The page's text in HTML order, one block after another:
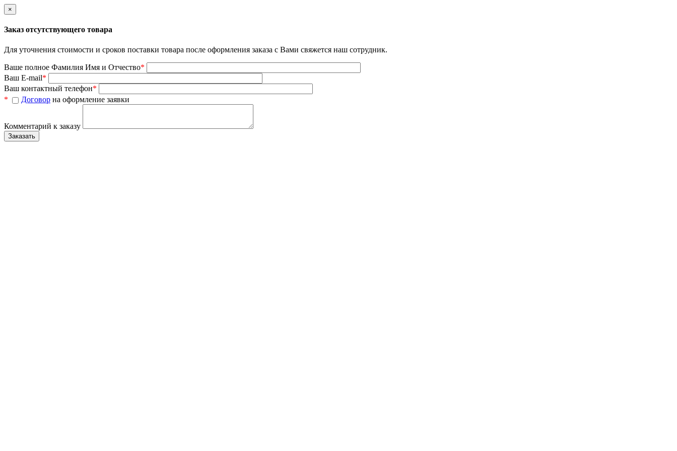
×
Заказ отсутствующего товара
Для уточнения стоимости и сроков поставки товара после оформления заказа с Вами свяжется наш сотрудник.
Ваше полное Фамилия Имя и Отчество*
Ваш E-mail*
Ваш контактный телефон*
*
Договор на оформление заявки
Комментарий к заказу